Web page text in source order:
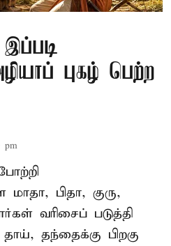
புகழ் பெற்ற
pm
பிதா, குரு,
வரிசைப் படுத்தி
தந்தைக்கு பிறகு